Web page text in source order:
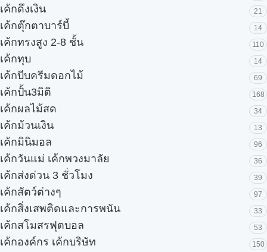
เค้กดึงเงิน 21
เค้กตุ๊กตาบาร์บี้ 14
เค้กทรงสูง 2-8 ชั้น 110
เค้กทุบ 14
เค้กบีบครีมดอกไม้ 69
เค้กปั้น3มิติ 168
เค้กผลไม้สด 34
เค้กม้วนเงิน 13
เค้กมินิมอล 96
เค้กวันแม่ เค้กพวงมาลัย 36
เค้กส่งด่วน 3 ชั่วโมง 39
เค้กสัตว์ต่างๆ 97
เค้กสิ่งเสพติดและการพนัน 33
เค้กสโมสรฟุตบอล 53
เค้กองค์กร เค้กบริษัท 150